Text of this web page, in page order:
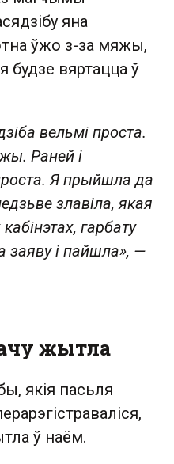
яна
ўжо з-за мяжы,
будзе вяртацца ў
вельмі проста.
Раней і
Я прыйшла да
злавіла, якая
гарбату
заяву і пайшла», —
жытла
якія пасьля
ў наём.